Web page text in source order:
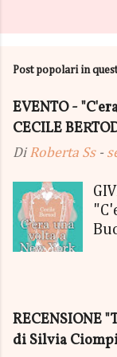
Post popolari in
EVENTO -
CECILE
Di Roberta Ss -
05
RECENSIONE
di Silvia